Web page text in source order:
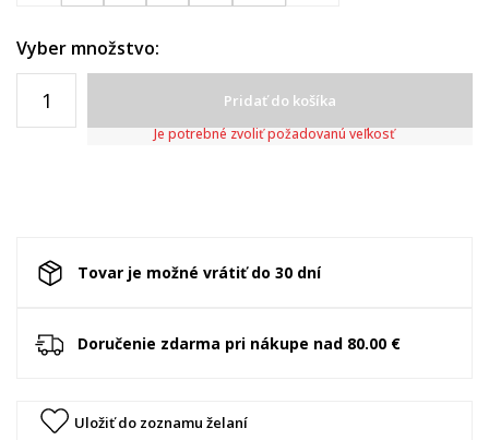
Vyber množstvo:
Pridať do košíka
Je potrebné zvoliť požadovanú veľkosť
Tovar je možné vrátiť do 30 dní
Doručenie zdarma pri nákupe nad 80.00 €
Uložiť do zoznamu želaní